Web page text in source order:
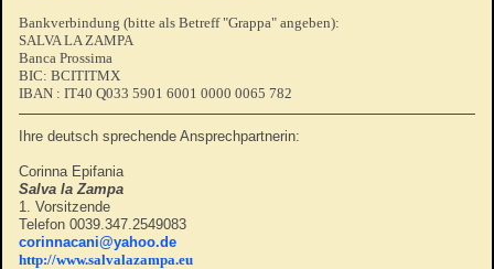
Bankverbindung (bitte als Betreff "Grappa" angeben):
SALVA LA ZAMPA
Banca Prossima
BIC: BCITITMX
IBAN : IT40 Q033 5901 6001 0000 0065 782
Ihre deutsch sprechende Ansprechpartnerin:
Corinna Epifania
Salva la Zampa
1. Vorsitzende
Telefon 0039.347.2549083
corinnacani@yahoo.de
http://www.salvalazampa.eu